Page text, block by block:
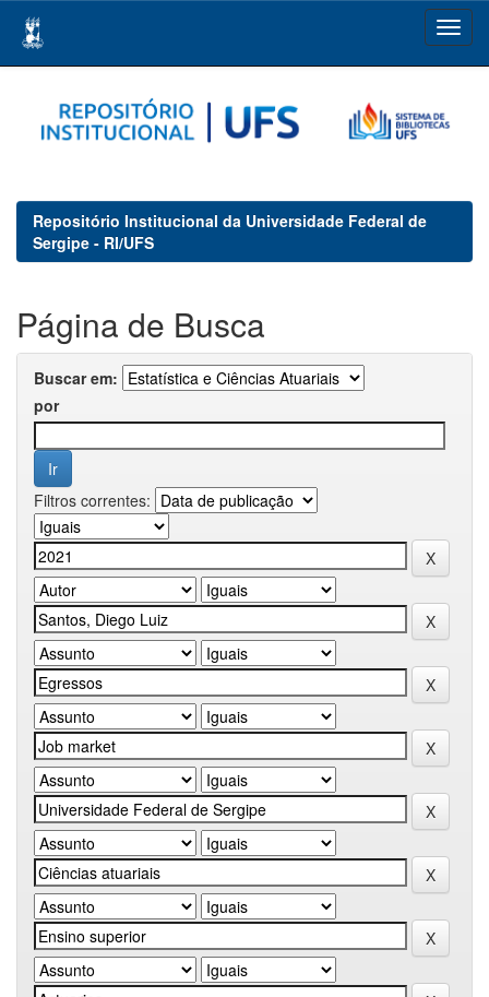
navigation
Repositório Institucional da Universidade Federal de
Sergipe - RI/UFS
Página de Busca
Buscar em:
por
Filtros correntes: